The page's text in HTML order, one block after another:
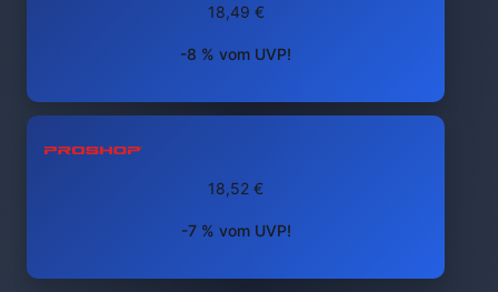
18,49 €
-8 % vom UVP!
18,52 €
-7 % vom UVP!